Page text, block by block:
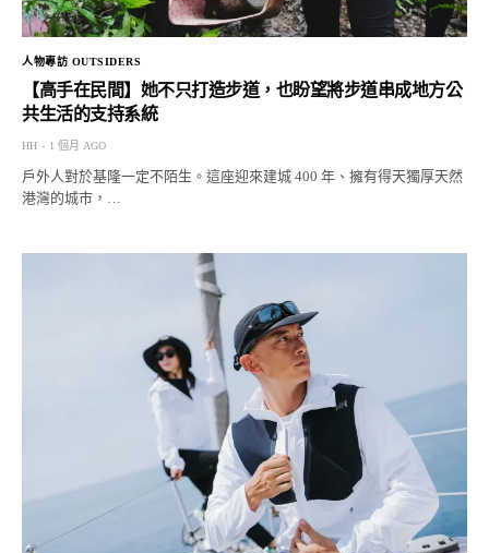
人物專訪 OUTSIDERS
【高手在民間】她不只打造步道，也盼望將步道串成地方公
共生活的支持系統
HH 1 個月 AGO
戶外人對於基隆一定不陌生。這座迎來建城 400 年、擁有得天獨厚天然
港灣的城市，…